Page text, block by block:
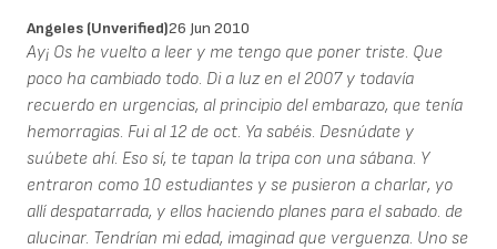
Angeles (unverified)26 Jun 2010
Ay¡ Os he vuelto a leer y me tengo que poner triste. Que
poco ha cambiado todo. Di a luz en el 2007 y todavía
recuerdo en urgencias, al principio del embarazo, que tenía
hemorragias. Fui al 12 de oct. Ya sabéis. Desnúdate y
suúbete ahí. Eso sí, te tapan la tripa con una sábana. Y
entraron como 10 estudiantes y se pusieron a charlar, yo
allí despatarrada, y ellos haciendo planes para el sabado. de
alucinar. Tendrían mi edad, imaginad que verguenza. Uno se